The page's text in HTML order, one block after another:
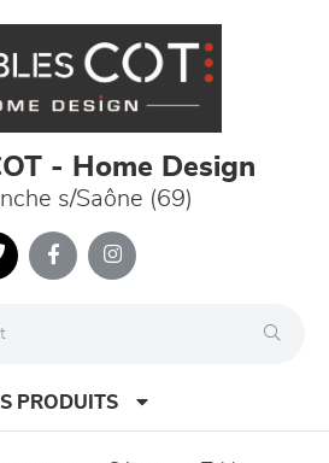
- Home Design
s/Saône (69)
PRODUITS